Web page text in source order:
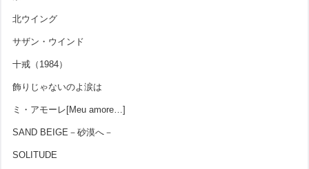
北ウイング
サザン・ウインド
十戒（1984）
飾りじゃないのよ涙は
ミ・アモーレ[Meu amore…]
SAND BEIGE－砂漠へ－
SOLITUDE